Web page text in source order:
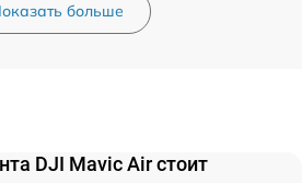
больше
DJI Mavic Air стоит